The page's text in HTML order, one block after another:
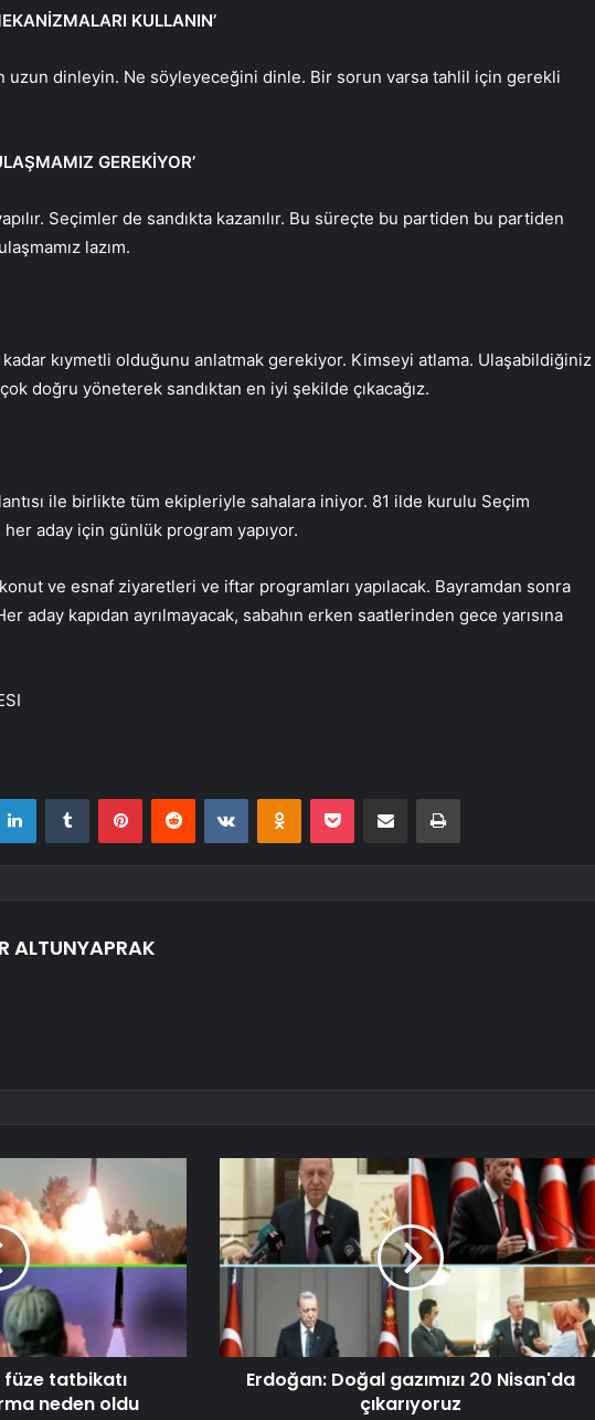
KULLANIN’
uzun dinleyin. Ne söyleyeceğini dinle. Bir sorun varsa tahlil için gerekli
GEREKİYOR’
Seçimler de sandıkta kazanılır. Bu süreçte bu partiden bu partiden
lazım.
kıymetli olduğunu anlatmak gerekiyor. Kimseyi atlama. Ulaşabildiğiniz
doğru yöneterek sandıktan en iyi şekilde çıkacağız.
ile birlikte tüm ekipleriyle sahalara iniyor. 81 ilde kurulu Seçim
aday için günlük program yapıyor.
ve esnaf ziyaretleri ve iftar programları yapılacak. Bayramdan sonra
aday kapıdan ayrılmayacak, sabahın erken saatlerinden gece yarısına
LinkedInTumblr PinterestReddit VKontakteOdnoklassniki
Pocket E-Posta ile paylaş Yazdır
ALTUNYAPRAK
füze tatbikatı
neden oldu
Erdoğan: Doğal gazımızı 20 Nisan'da
çıkarıyoruz